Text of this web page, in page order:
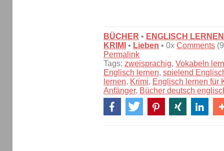
BÜCHER • ENGLISCH LERNEN
KRIMI • Lieben • 0x Comments
Permalink
Tags: zweisprachig, Vokabeln
Englisch lernen, spielend
lernen, Krimi, Englisch lernen für
Anfänger, Bücher deutsch